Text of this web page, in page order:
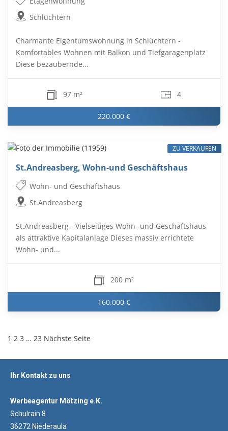
Schlüchtern
Charmante Eigentumswohnung in Schlüchtern -
Komfortables Wohnen mit Balkon und Tiefgaragenplatz
Diese bezaubernde...
97 m² 4
220.000 €
St.Andreasberg, Wohn-und Geschäftshaus
Wohn- und Geschäftshaus
St.Andreasberg
St.Andreasberg - Vielseitiges Wohn- und Geschäftshaus
als attraktive Kapitalanlage Dieses massiv errichtete
Wohn- und...
200 m²
160.000 €
ZU VERKAUFEN
1 2 3 … 23 Nächste Seite
Ihr Kontakt zu uns
Werbeagentur Mötzing e.K.
Schulrain 8
36272 Niederaula